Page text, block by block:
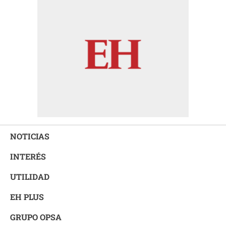
NOTICIAS
INTERÉS
UTILIDAD
EH PLUS
GRUPO OPSA